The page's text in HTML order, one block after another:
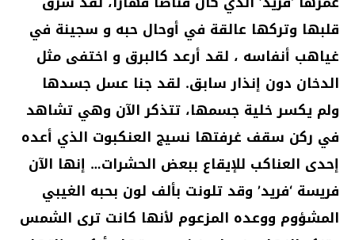
قلبها وتركها عالقة في أوحال حبه و سجينة في
غياهب أنفاسه ، لقد أرعد كالبرق و اختفى مثل
الدخان دون إنذار سابق. لقد جنا عسل جسدها
ولم يكسر خلية جسمها، تتذكر الآن وهي تشاهد
في ركن سقف غرفتها نسيج العنكبوت الذي أعده
إحدى العناكب للإيقاع ببعض الحشرات… إنها الآن
فريسة ‘فريد’ وقد تلونت بألف لون بحبه الغيبي
المشؤوم ووعده المزعوم لأنها كانت ترى الشمس